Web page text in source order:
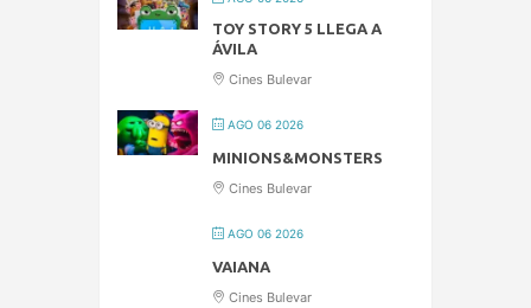
TOY STORY 5 LLEGA A
ÁVILA
Cines Bulevar
AGO 06 2026
MINIONS&MONSTERS
Cines Bulevar
AGO 06 2026
VAIANA
Cines Bulevar